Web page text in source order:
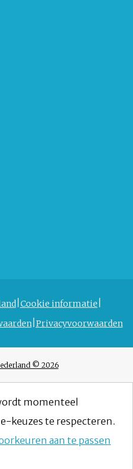
Cookie informatie
Privacyvoorwaarden
© 2026
momenteel
keuzes te respecteren.
aan te passen